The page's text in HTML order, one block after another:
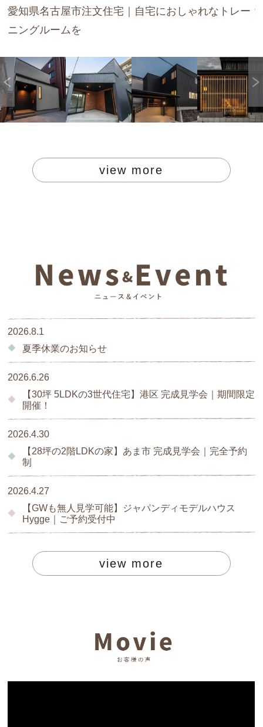
愛知県名古屋市注文住宅｜自宅におしゃれなトレー
ニングルームを
view more
2026.8.1
夏季休業のお知らせ
2026.6.26
【30坪 5LDKの3世代住宅】港区 完成見学会｜期間限定
開催！
2026.4.30
【28坪の2階LDKの家】あま市 完成見学会｜完全予約
制
2026.4.27
【GWも無人見学可能】ジャパンディモデルハウス
Hygge｜ご予約受付中
view more